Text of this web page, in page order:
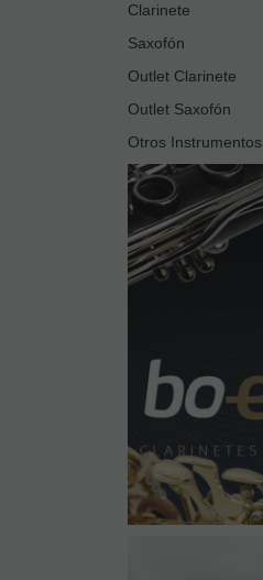
Clarinete
Saxofón
Outlet Clarinete
Outlet Saxofón
Otros Instrumentos